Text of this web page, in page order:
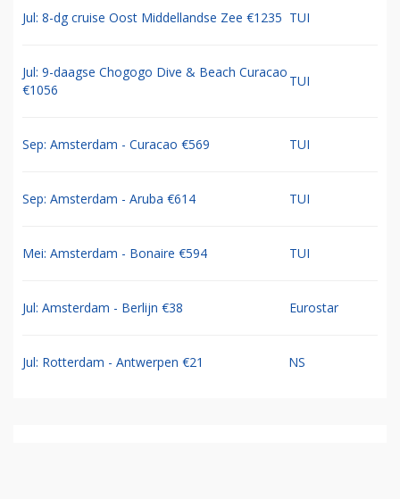
Jul: 8-dg cruise Oost Middellandse Zee €1235 TUI
Jul: 9-daagse Chogogo Dive & Beach Curacao
€1056
TUI
Sep: Amsterdam - Curacao €569 TUI
Sep: Amsterdam - Aruba €614 TUI
Mei: Amsterdam - Bonaire €594 TUI
Jul: Amsterdam - Berlijn €38 Eurostar
Jul: Rotterdam - Antwerpen €21 NS